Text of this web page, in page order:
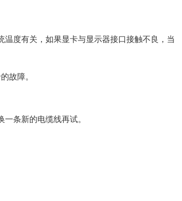
度有关，如果显卡与显示器接口接触不良，当
故障。
条新的电缆线再试。